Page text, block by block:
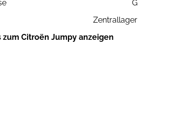
G
Zentrallager
zum Citroën Jumpy anzeigen